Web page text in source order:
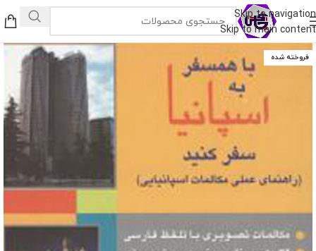
Skip to navigation
Skip to main content
فروخته شده